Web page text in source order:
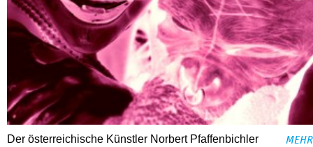
Der österreichische Künstler Norbert Pfaffenbichler
MEHR